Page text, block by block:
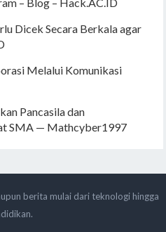
Dicek Secara Berkala agar
Melalui Komunikasi
Pancasila dan
SMA — Mathcyber1997
berita mulai dari teknologi hingga